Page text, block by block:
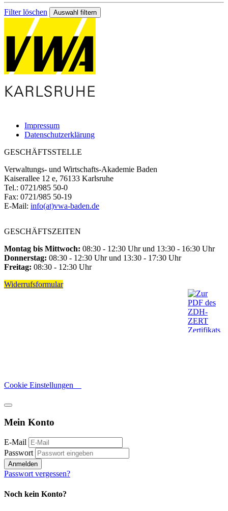
Filter löschen
Impressum
Datenschutzerklärung
GESCHÄFTSSTELLE
Verwaltungs- und Wirtschafts-Akademie Baden
Kaiserallee 12 e, 76133 Karlsruhe
Tel.: 0721/985 50-0
Fax: 0721/985 50-19
E-Mail: info(at)vwa-baden.de
GESCHÄFTSZEITEN
Montag bis Mittwoch: 08:30 - 12:30 Uhr und 13:30 - 16:30 Uhr
Donnerstag: 08:30 - 12:30 Uhr und 13:30 - 17:30 Uhr
Freitag: 08:30 - 12:30 Uhr
Widerrufsformular
Cookie Einstellungen
Mein Konto
E-Mail
Passwort
Anmelden
Passwort vergessen?
Noch kein Konto?